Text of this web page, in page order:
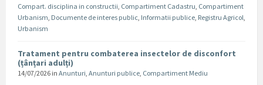
Compart. disciplina in constructii, Compartiment Cadastru, Compartiment
Urbanism, Documente de interes public, Informatii publice, Registru Agricol,
Urbanism
Tratament pentru combaterea insectelor de disconfort
(țânțari adulți)
14/07/2026 in Anunturi, Anunturi publice, Compartiment Mediu